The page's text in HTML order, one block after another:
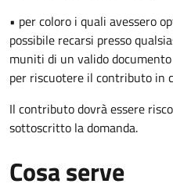
• per coloro i quali avessero
possibile recarsi presso
muniti di un valido
per riscuotere il contributo in
Il contributo dovrà essere
sottoscritto la domanda.
Cosa serve